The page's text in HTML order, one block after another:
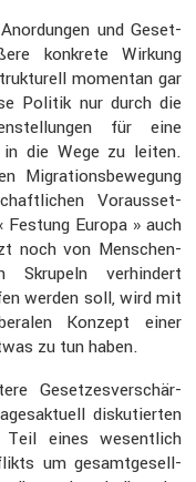
und Geset­
konkrete Wirkung
momentan gar
Politik nur durch die
für eine
die Wege zu leiten.
Migra­ti­ons­be­we­gung
Voraus­set­
Europa » auch
noch von Menschen­
Skrupeln verhin­dert
werden soll, wird mit
Konzept einer
zu tun haben.
Geset­zes­ver­schär­
disku­tierten
Teil eines wesent­lich
um gesamt­ge­sell­